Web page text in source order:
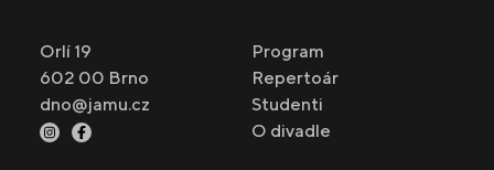
Orlí 19
602 00 Brno
dno@jamu.cz
Program
Repertoár
Studenti
O divadle